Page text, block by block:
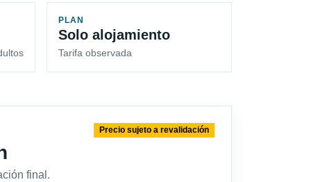
PLAN
Solo alojamiento
Tarifa observada
final.
Precio sujeto a revalidación